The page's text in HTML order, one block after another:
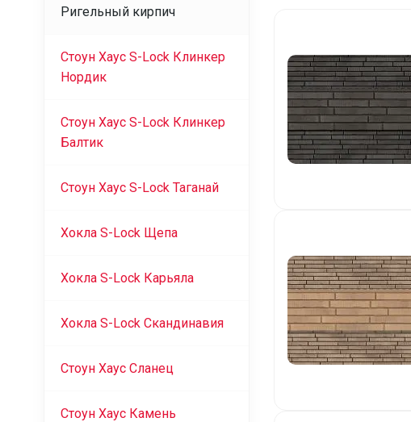
Ригельный кирпич
Стоун Хаус S-Lock Клинкер
Нордик
Стоун Хаус S-Lock Клинкер
Балтик
Стоун Хаус S-Lock Таганай
Хокла S-Lock Щепа
Хокла S-Lock Карьяла
Хокла S-Lock Скандинавия
Стоун Хаус Сланец
Стоун Хаус Камень